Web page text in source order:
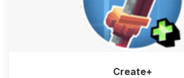
Create+